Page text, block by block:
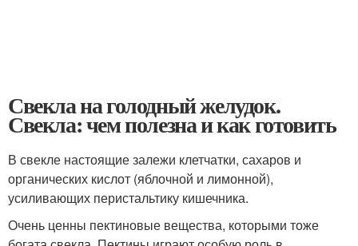
Свекла на голодный желудок.
Свекла: чем полезна и как готовить
В свекле настоящие залежи клетчатки, сахаров и
органических кислот (яблочной и лимонной),
усиливающих перистальтику кишечника.
Очень ценны пектиновые вещества, которыми тоже